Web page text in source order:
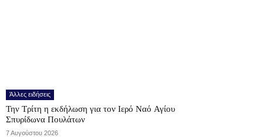
Άλλες ειδήσεις
Την Τρίτη η εκδήλωση για τον Ιερό Ναό Αγίου
Σπυρίδωνα Πουλάτων
7 Αυγούστου 2026